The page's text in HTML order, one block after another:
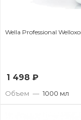
1 498 ₽
Объем — 1000 мл